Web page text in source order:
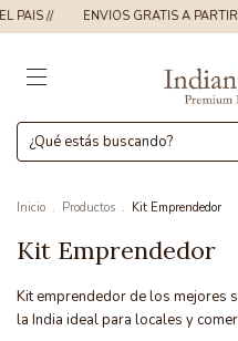
PAIS // ENVIOS GRATIS A
Inicio . Productos . Kit Emprendedor
Kit Emprendedor
Kit emprendedor de los mejores
la India ideal para locales y